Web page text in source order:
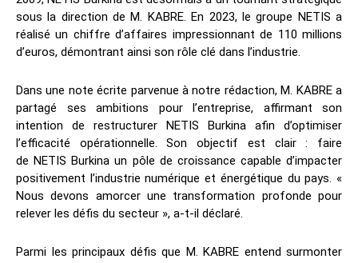
sous la direction de M. KABRE. En 2023, le groupe NETIS a
réalisé un chiffre d’affaires impressionnant de 110 millions
d’euros, démontrant ainsi son rôle clé dans l’industrie.
Dans une note écrite parvenue à notre rédaction, M. KABRE a
partagé ses ambitions pour l’entreprise, affirmant son
intention de restructurer NETIS Burkina afin d’optimiser
l’efficacité opérationnelle. Son objectif est clair : faire
de NETIS Burkina un pôle de croissance capable d’impacter
positivement l’industrie numérique et énergétique du pays. «
Nous devons amorcer une transformation profonde pour
relever les défis du secteur », a-t-il déclaré.
Parmi les principaux défis que M. KABRE entend surmonter